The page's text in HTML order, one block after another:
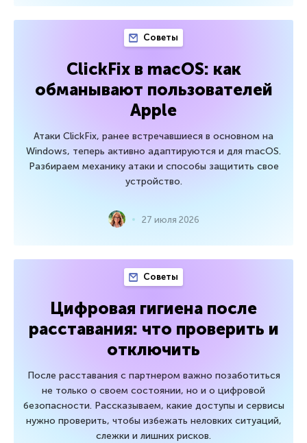
Советы
ClickFix в macOS: как
обманывают пользователей
Apple
Атаки ClickFix, ранее встречавшиеся в основном на
Windows, теперь активно адаптируются и для macOS.
Разбираем механику атаки и способы защитить свое
устройство.
27 июля 2026
Советы
Цифровая гигиена после
расставания: что проверить и
отключить
После расставания с партнером важно позаботиться
не только о своем состоянии, но и о цифровой
безопасности. Рассказываем, какие доступы и сервисы
нужно проверить, чтобы избежать неловких ситуаций,
слежки и лишних рисков.